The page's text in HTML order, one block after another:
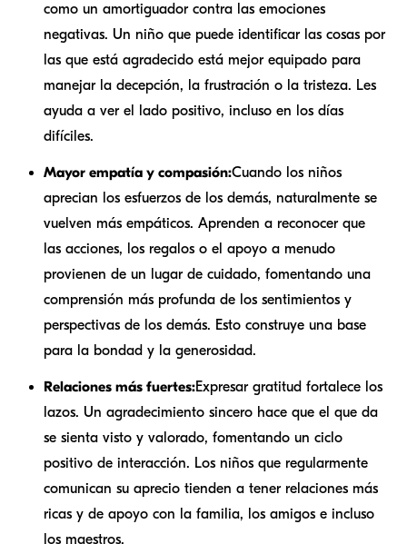
como un amortiguador contra las emociones
negativas. Un niño que puede identificar las cosas por
las que está agradecido está mejor equipado para
manejar la decepción, la frustración o la tristeza. Les
ayuda a ver el lado positivo, incluso en los días
difíciles.
Mayor empatía y compasión:Cuando los niños
aprecian los esfuerzos de los demás, naturalmente se
vuelven más empáticos. Aprenden a reconocer que
las acciones, los regalos o el apoyo a menudo
provienen de un lugar de cuidado, fomentando una
comprensión más profunda de los sentimientos y
perspectivas de los demás. Esto construye una base
para la bondad y la generosidad.
Relaciones más fuertes:Expresar gratitud fortalece los
lazos. Un agradecimiento sincero hace que el que da
se sienta visto y valorado, fomentando un ciclo
positivo de interacción. Los niños que regularmente
comunican su aprecio tienden a tener relaciones más
ricas y de apoyo con la familia, los amigos e incluso
los maestros.